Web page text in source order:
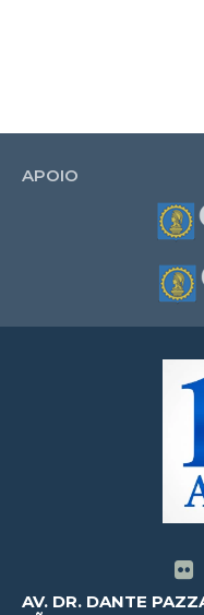
APOIO
AV. DR. DANTE